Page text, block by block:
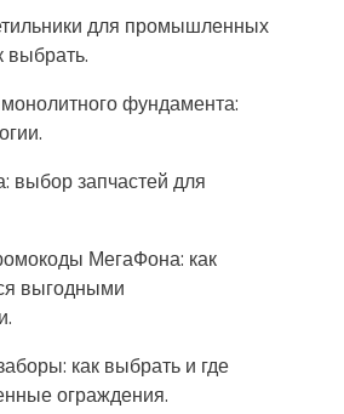
для промышленных
выбрать.
фундамента:
выбор запчастей для
МегаФона: как
выгодными
как выбрать и где
ограждения.